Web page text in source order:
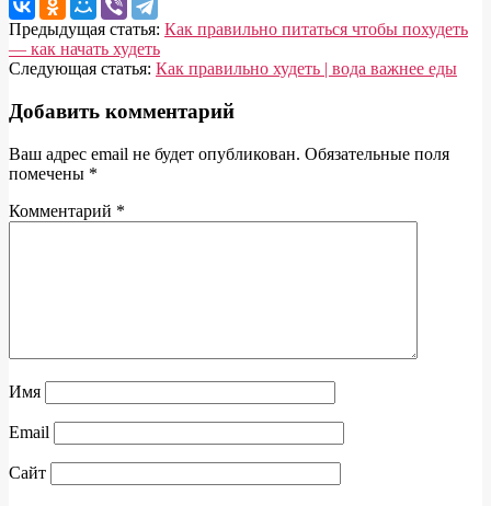
2023-
07-
10
Предыдущая статья: Как правильно питаться чтобы похудеть
— как начать худеть
Следующая статья: Как правильно худеть | вода важнее еды
Добавить комментарий
Ваш адрес email не будет опубликован. Обязательные поля
помечены *
Комментарий *
Имя
Email
Сайт